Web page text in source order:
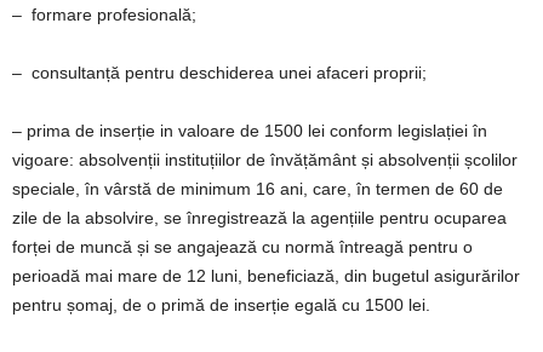
– formare profesională;
– consultanță pentru deschiderea unei afaceri proprii;
– prima de inserție in valoare de 1500 lei conform legislației în
vigoare: absolvenții instituțiilor de învățământ și absolvenții școlilor
speciale, în vârstă de minimum 16 ani, care, în termen de 60 de
zile de la absolvire, se înregistrează la agențiile pentru ocuparea
forței de muncă și se angajează cu normă întreagă pentru o
perioadă mai mare de 12 luni, beneficiază, din bugetul asigurărilor
pentru șomaj, de o primă de inserție egală cu 1500 lei.